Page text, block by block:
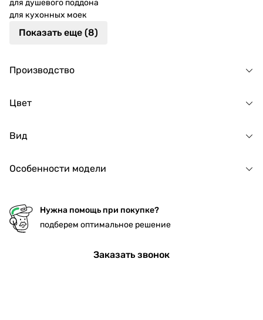
для душевого поддона
для кухонных моек
Показать еще (8)
Производство
Цвет
Вид
Особенности модели
Нужна помощь при покупке?
подберем оптимальное решение
Заказать звонок